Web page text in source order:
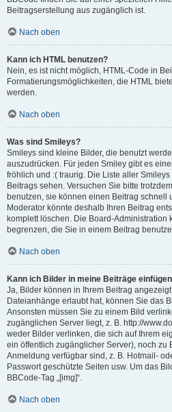
Beitragserstellung aus zugänglich ist.
Nach oben
Kann ich HTML benutzen?
Nein, es ist nicht möglich, HTML-Code in
Formatierungsmöglichkeiten, die HTML
werden.
Nach oben
Was sind Smileys?
Smileys sind kleine Bilder, die benutzt
auszudrücken. Für jeden Smiley gibt es
fröhlich und :( traurig. Die Liste aller
Beitrags sehen. Versuchen Sie bitte
benutzen, sie können einen Beitrag schnell
Moderator könnte deshalb Ihren Beitrag
komplett löschen. Die Board-Administration
begrenzen, die Sie in einem Beitrag
Nach oben
Kann ich Bilder in meine Beiträge
Ja, Bilder können in Ihrem Beitrag
Dateianhänge erlaubt hat, können Sie das
Ansonsten müssen Sie zu einem Bild
zugänglichen Server liegt, z. B. http://
weder Bilder verlinken, die sich auf Ihrem
ein öffentlich zugänglicher Server), noch zu
Anmeldung verfügbar sind, z. B. Hotmail-
Passwort geschützte Seiten usw. Um das
BBCode-Tag „[img]“.
Nach oben